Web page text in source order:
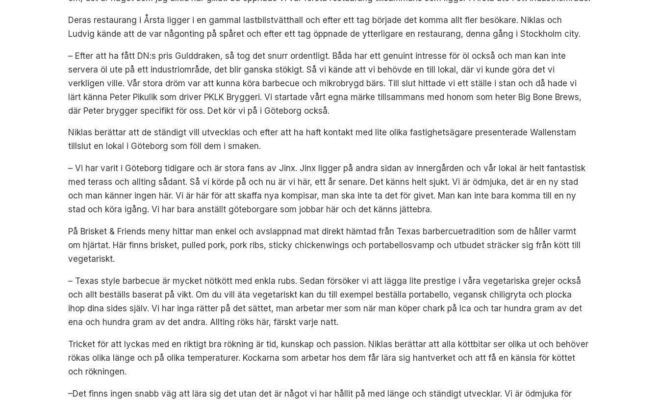
Deras restaurang i Årsta ligger i en gammal lastbilstvätthall och efter ett tag började det komma allt fler besökare. Niklas och
Ludvig kände att de var någonting på spåret och efter ett tag öppnade de ytterligare en restaurang, denna gång i Stockholm city.
– Efter att ha fått DN:s pris Gulddraken, så tog det snurr ordentligt. Båda har ett genuint intresse för öl också och man kan inte
servera öl ute på ett industriområde, det blir ganska stökigt. Så vi kände att vi behövde en till lokal, där vi kunde göra det vi
verkligen ville. Vår stora dröm var att kunna köra barbecue och mikrobrygd bärs. Till slut hittade vi ett ställe i stan och då hade vi
lärt känna Peter Pikulik som driver PKLK Bryggeri. Vi startade vårt egna märke tillsammans med honom som heter Big Bone Brews,
där Peter brygger specifikt för oss. Det kör vi på i Göteborg också.
Niklas berättar att de ständigt vill utvecklas och efter att ha haft kontakt med lite olika fastighetsägare presenterade Wallenstam
tillslut en lokal i Göteborg som föll dem i smaken.
– Vi har varit i Göteborg tidigare och är stora fans av Jinx. Jinx ligger på andra sidan av innergården och vår lokal är helt fantastisk
med terass och allting sådant. Så vi körde på och nu är vi här, ett år senare. Det känns helt sjukt. Vi är ödmjuka, det är en ny stad
och man känner ingen här. Vi är här för att skaffa nya kompisar, man ska inte ta det för givet. Man kan inte bara komma till en ny
stad och köra igång. Vi har bara anställt göteborgare som jobbar här och det känns jättebra.
På Brisket & Friends meny hittar man enkel och avslappnad mat direkt hämtad från Texas barbercuetradition som de håller varmt
om hjärtat. Här finns brisket, pulled pork, pork ribs, sticky chickenwings och portabellosvamp och utbudet sträcker sig från kött till
vegetariskt.
– Texas style barbecue är mycket nötkött med enkla rubs. Sedan försöker vi att lägga lite prestige i våra vegetariska grejer också
och allt beställs baserat på vikt. Om du vill äta vegetariskt kan du till exempel beställa portabello, vegansk chiligryta och plocka
ihop dina sides själv. Vi har inga rätter på det sättet, man arbetar mer som när man köper chark på Ica och tar hundra gram av det
ena och hundra gram av det andra. Allting röks här, färskt varje natt.
Tricket för att lyckas med en riktigt bra rökning är tid, kunskap och passion. Niklas berättar att alla köttbitar ser olika ut och behöver
rökas olika länge och på olika temperaturer. Kockarna som arbetar hos dem får lära sig hantverket och att få en känsla för köttet
och rökningen.
–Det finns ingen snabb väg att lära sig det utan det är något vi har hållit på med länge och ständigt utvecklar. Vi är ödmjuka för